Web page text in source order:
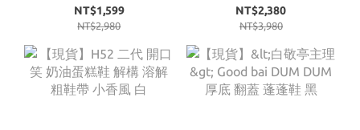
動員 牛仔 復古 焦糖底 牛
仔藍
NT$1,599
NT$2,980
鞋 平民版 解構 螢光綠
NT$2,380
NT$3,980